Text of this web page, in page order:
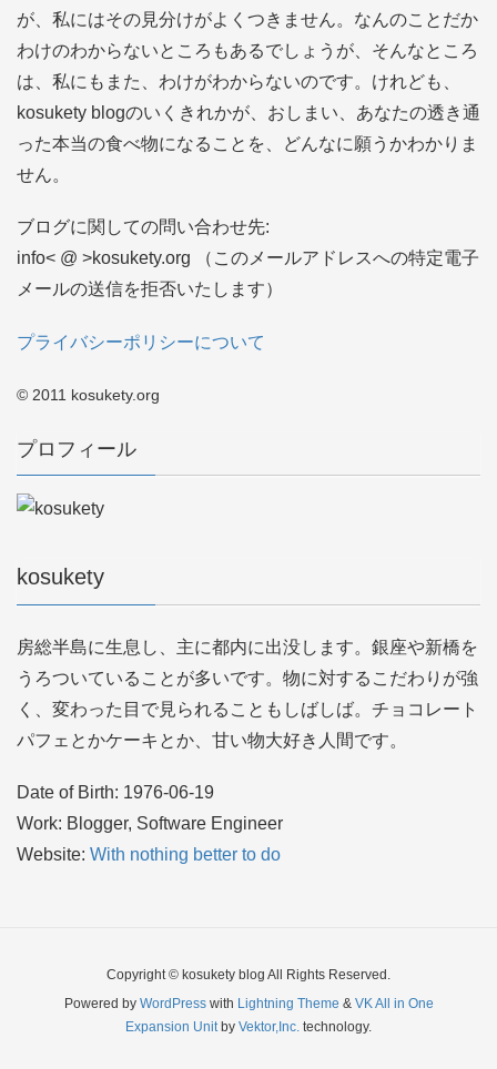
が、私にはその見分けがよくつきません。なんのことだか
わけのわからないところもあるでしょうが、そんなところ
は、私にもまた、わけがわからないのです。けれども、
kosukety blogのいくきれかが、おしまい、あなたの透き通
った本当の食べ物になることを、どんなに願うかわかりま
せん。
ブログに関しての問い合わせ先:
info< @ >kosukety.org （このメールアドレスへの特定電子
メールの送信を拒否いたします）
プライバシーポリシーについて
© 2011 kosukety.org
プロフィール
kosukety
房総半島に生息し、主に都内に出没します。銀座や新橋を
うろついていることが多いです。物に対するこだわりが強
く、変わった目で見られることもしばしば。チョコレート
パフェとかケーキとか、甘い物大好き人間です。
Date of Birth: 1976-06-19
Work: Blogger, Software Engineer
Website: With nothing better to do
Copyright © kosukety blog All Rights Reserved.
Powered by WordPresswith Lightning Theme & VK All in One
Expansion Unitby Vektor,Inc. technology.